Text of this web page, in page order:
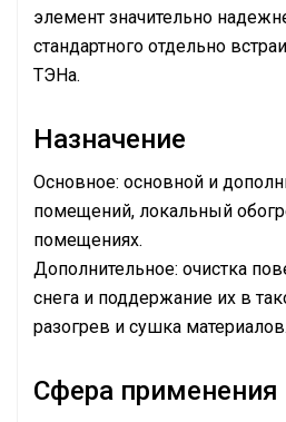
элемент значительно
стандартного отдельно
ТЭНа.
Назначение
Основное: основной и
помещений, локальный
помещениях.
Дополнительное: очистка
снега и поддержание их в
разогрев и сушка материалов.
Сфера применения